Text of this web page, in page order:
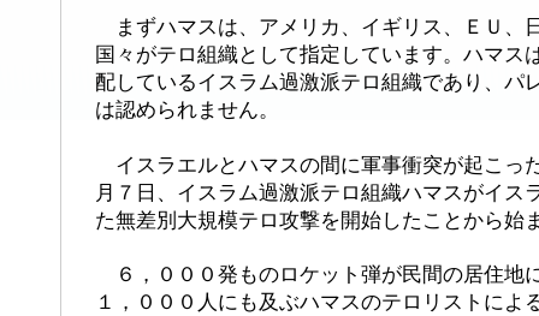
まずハマスは、アメリカ、イギリス、ＥＵ、
国々がテロ組織として指定しています。ハマス
配しているイスラム過激派テロ組織であり、パ
は認められません。
イスラエルとハマスの間に軍事衝突が起こっ
月７日、イスラム過激派テロ組織ハマスがイス
た無差別大規模テロ攻撃を開始したことから始
６，０００発ものロケット弾が民間の居住地
１，０００人にも及ぶハマスのテロリストによ